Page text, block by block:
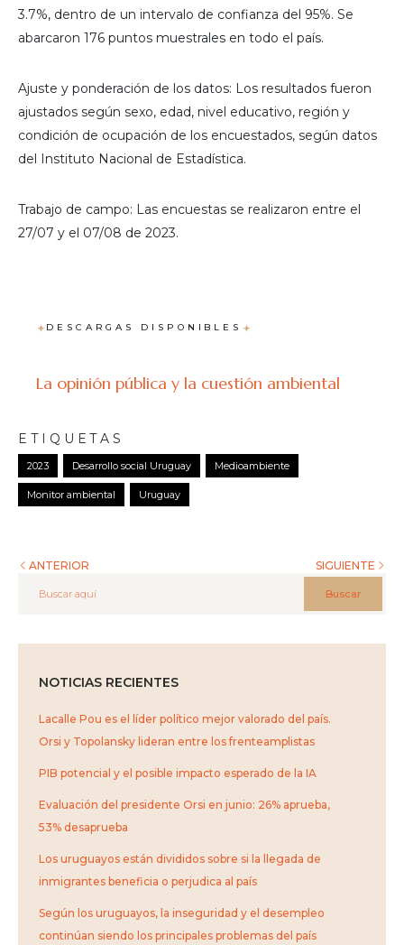
3.7%, dentro de un intervalo de confianza del 95%. Se
abarcaron 176 puntos muestrales en todo el país.
Ajuste y ponderación de los datos: Los resultados fueron
ajustados según sexo, edad, nivel educativo, región y
condición de ocupación de los encuestados, según datos
del Instituto Nacional de Estadística.
Trabajo de campo: Las encuestas se realizaron entre el
27/07 y el 07/08 de 2023.
DESCARGAS DISPONIBLES
La opinión pública y la cuestión ambiental
ETIQUETAS
2023 Desarrollo social Uruguay Medioambiente
Monitor ambiental Uruguay
ANTERIOR SIGUIENTE
Buscar
NOTICIAS RECIENTES
Lacalle Pou es el líder político mejor valorado del país.
Orsi y Topolansky lideran entre los frenteamplistas
PIB potencial y el posible impacto esperado de la IA
Evaluación del presidente Orsi en junio: 26% aprueba,
53% desaprueba
Los uruguayos están divididos sobre si la llegada de
inmigrantes beneficia o perjudica al país
Según los uruguayos, la inseguridad y el desempleo
continúan siendo los principales problemas del país